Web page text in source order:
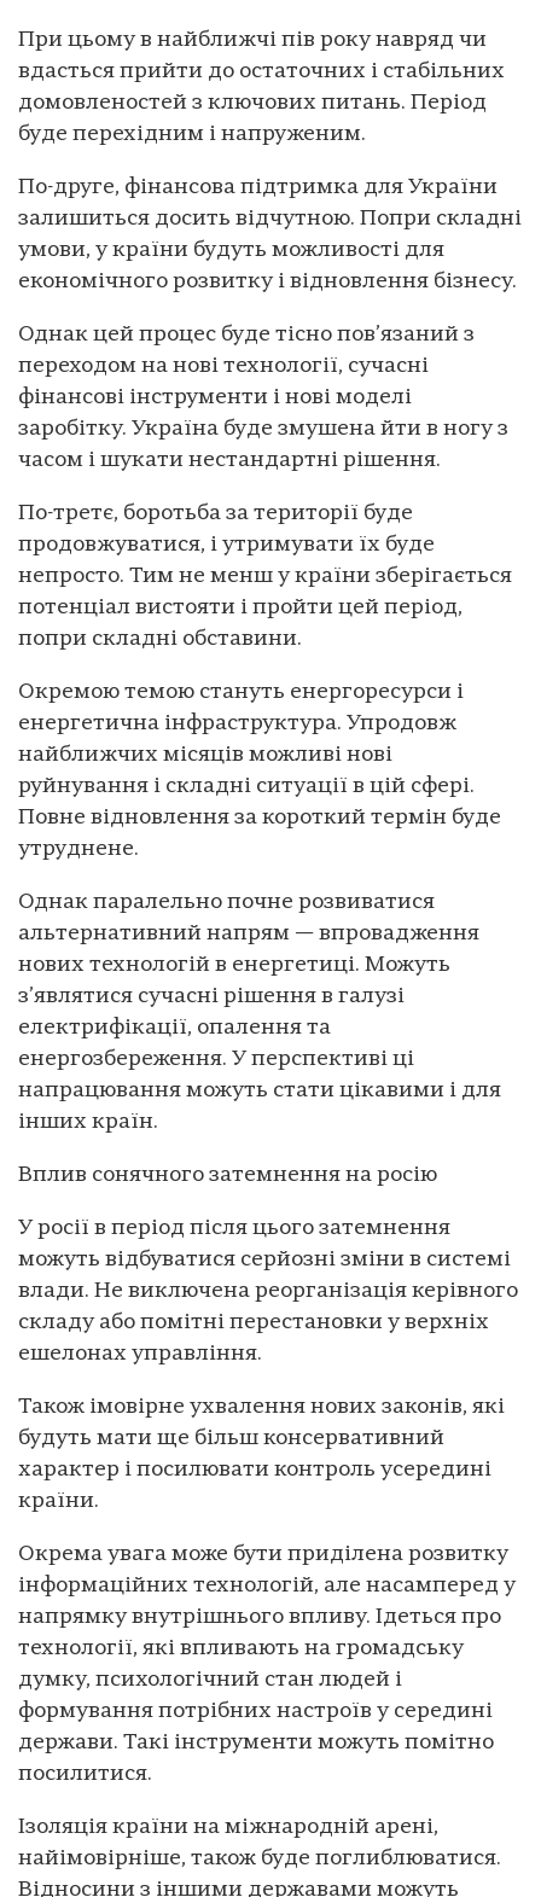
При цьому в найближчі пів року навряд чи
вдасться прийти до остаточних і стабільних
домовленостей з ключових питань. Період
буде перехідним і напруженим.
По-друге, фінансова підтримка для України
залишиться досить відчутною. Попри складні
умови, у країни будуть можливості для
економічного розвитку і відновлення бізнесу.
Однак цей процес буде тісно пов’язаний з
переходом на нові технології, сучасні
фінансові інструменти і нові моделі
заробітку. Україна буде змушена йти в ногу з
часом і шукати нестандартні рішення.
По-третє, боротьба за території буде
продовжуватися, і утримувати їх буде
непросто. Тим не менш у країни зберігається
потенціал вистояти і пройти цей період,
попри складні обставини.
Окремою темою стануть енергоресурси і
енергетична інфраструктура. Упродовж
найближчих місяців можливі нові
руйнування і складні ситуації в цій сфері.
Повне відновлення за короткий термін буде
утруднене.
Однак паралельно почне розвиватися
альтернативний напрям — впровадження
нових технологій в енергетиці. Можуть
з’являтися сучасні рішення в галузі
електрифікації, опалення та
енергозбереження. У перспективі ці
напрацювання можуть стати цікавими і для
інших країн.
Вплив сонячного затемнення на росію
У росії в період після цього затемнення
можуть відбуватися серйозні зміни в системі
влади. Не виключена реорганізація керівного
складу або помітні перестановки у верхніх
ешелонах управління.
Також імовірне ухвалення нових законів, які
будуть мати ще більш консервативний
характер і посилювати контроль усередині
країни.
Окрема увага може бути приділена розвитку
інформаційних технологій, але насамперед у
напрямку внутрішнього впливу. Ідеться про
технології, які впливають на громадську
думку, психологічний стан людей і
формування потрібних настроїв у середині
держави. Такі інструменти можуть помітно
посилитися.
Ізоляція країни на міжнародній арені,
найімовірніше, також буде поглиблюватися.
Відносини з іншими державами можуть